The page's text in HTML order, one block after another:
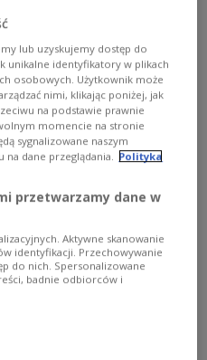
bohaterów
lub uzyskujemy dostęp do
unikalne identyfikatory w plikach
osobowych. Użytkownik może
nimi, klikając poniżej, jak
na podstawie prawnie
momencie na stronie
sygnalizowane naszym
na dane przeglądania.
Polityka
przetwarzamy dane w
Aktywne skanowanie
identyfikacji. Przechowywanie
do nich. Spersonalizowane
badnie odbiorców i